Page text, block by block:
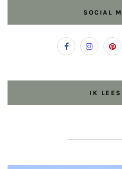
SOCIAL
IK LEES